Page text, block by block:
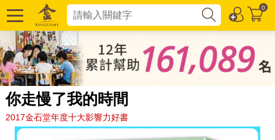
0
你走慢了我的時間
2017金石堂年度十大影響力好書